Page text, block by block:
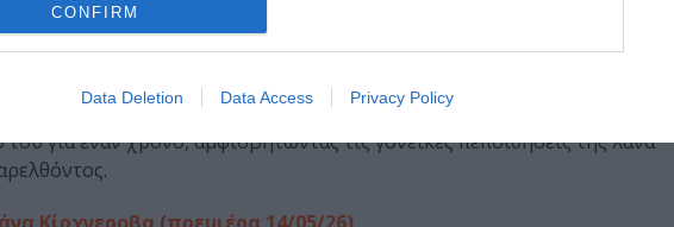
CONFIRM
Data Deletion Data Access Privacy Policy
της Σόφι Χάιντ (πρεμιέρα 14/05/26)
τον γκέι παππού τους, τον Τζίμπα, στο Άμστερνταμ. Το
για έναν χρόνο, αμφισβητώντας τις γονεϊκές πεποιθήσεις της Χάνα